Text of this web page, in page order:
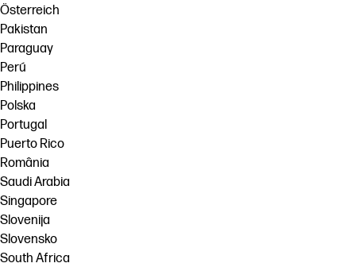
Österreich
Pakistan
Paraguay
Perú
Philippines
Polska
Portugal
Puerto Rico
România
Saudi Arabia
Singapore
Slovenija
Slovensko
South Africa